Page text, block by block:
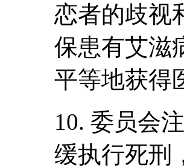
恋者的歧视
保患有艾滋
平等地获得
10. 委员会
缓执行死刑